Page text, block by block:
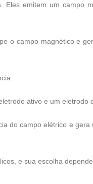
emitem um campo
o campo magnético e
ativo e um eletrodo
do campo elétrico e
e sua escolha